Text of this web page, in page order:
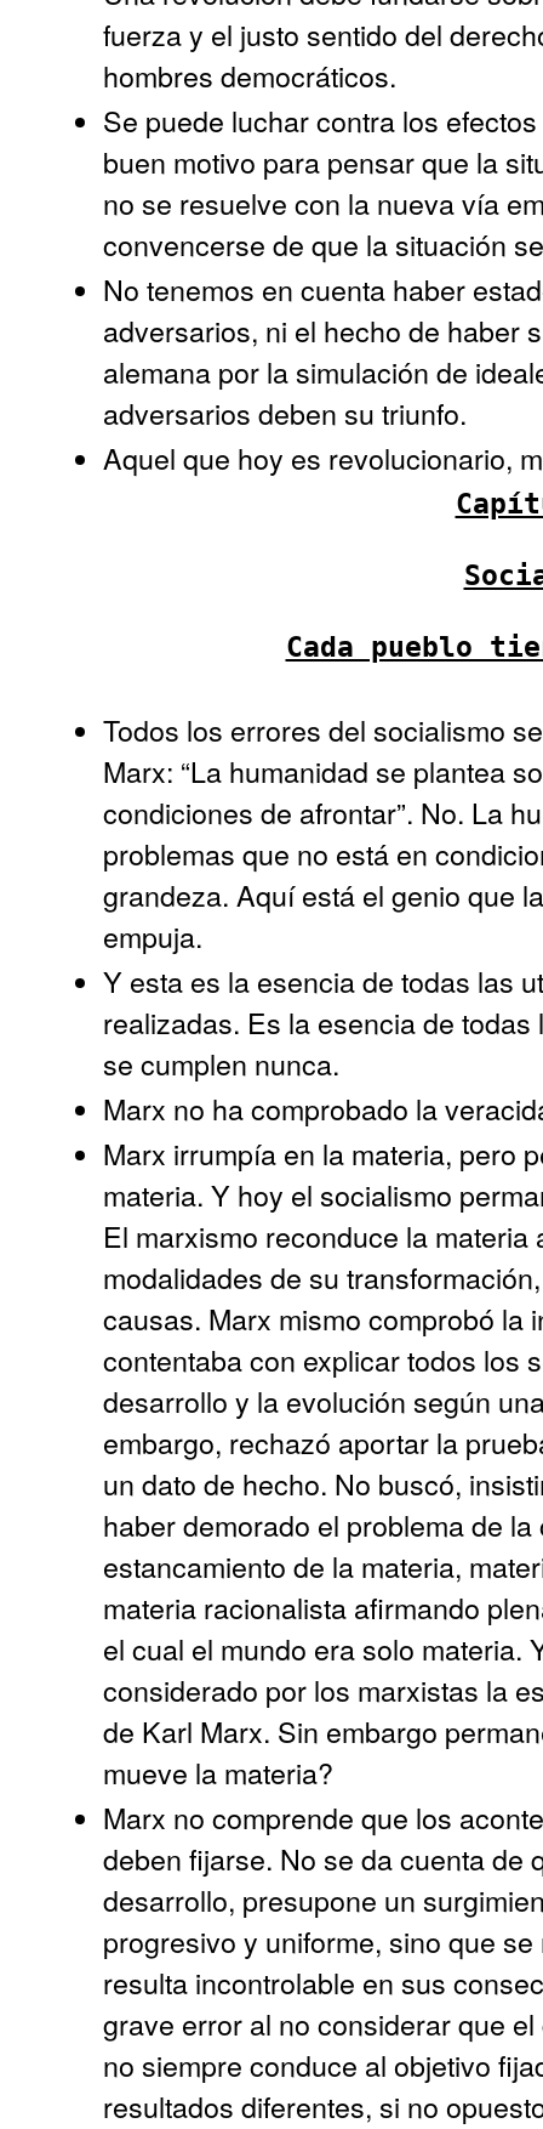
fuerza y el justo sentido del
hombres democráticos.
Se puede luchar contra los
buen motivo para pensar que la
no se resuelve con la nueva vía
convencerse de que la situación
No tenemos en cuenta haber
adversarios, ni el hecho de haber
alemana por la simulación de
adversarios deben su triunfo.
Aquel que hoy es revolucionario,
Cada pueblo
Todos los errores del socialismo
Marx: “La humanidad se plantea
condiciones de afrontar”. No. La
problemas que no está en
grandeza. Aquí está el genio que
empuja.
Y esta es la esencia de todas las
realizadas. Es la esencia de
se cumplen nunca.
Marx no ha comprobado la
Marx irrumpía en la materia, pero
materia. Y hoy el socialismo
El marxismo reconduce la
modalidades de su
causas. Marx mismo comprobó la
contentaba con explicar todos los
desarrollo y la evolución según
embargo, rechazó aportar la
un dato de hecho. No buscó,
haber demorado el problema de
estancamiento de la materia,
materia racionalista afirmando
el cual el mundo era solo materia.
considerado por los marxistas la
de Karl Marx. Sin embargo
mueve la materia?
Marx no comprende que los
deben fijarse. No se da cuenta de
desarrollo, presupone un
progresivo y uniforme, sino que
resulta incontrolable en sus
grave error al no considerar que
no siempre conduce al objetivo
resultados diferentes, si no